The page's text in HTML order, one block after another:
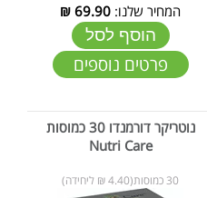
המחיר שלנו: 69.90
₪
הוסף לסל
פרטים נוספים
נוטריקר דורמנדו 30 כמוסות
Nutri Care
30 כמוסות(4.40 ₪ ליחידה)